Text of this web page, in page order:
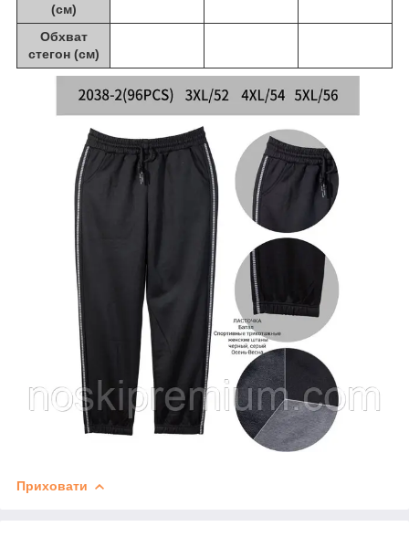
(см)
Обхват
стегон (см)
Приховати